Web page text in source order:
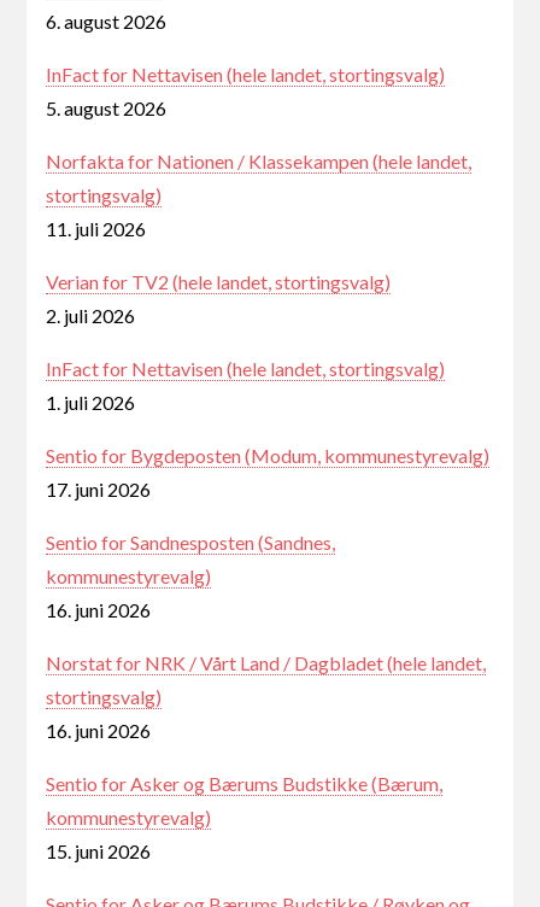
6. august 2026
InFact for Nettavisen (hele landet, stortingsvalg)
5. august 2026
Norfakta for Nationen / Klassekampen (hele landet,
stortingsvalg)
11. juli 2026
Verian for TV2 (hele landet, stortingsvalg)
2. juli 2026
InFact for Nettavisen (hele landet, stortingsvalg)
1. juli 2026
Sentio for Bygdeposten (Modum, kommunestyrevalg)
17. juni 2026
Sentio for Sandnesposten (Sandnes,
kommunestyrevalg)
16. juni 2026
Norstat for NRK / Vårt Land / Dagbladet (hele landet,
stortingsvalg)
16. juni 2026
Sentio for Asker og Bærums Budstikke (Bærum,
kommunestyrevalg)
15. juni 2026